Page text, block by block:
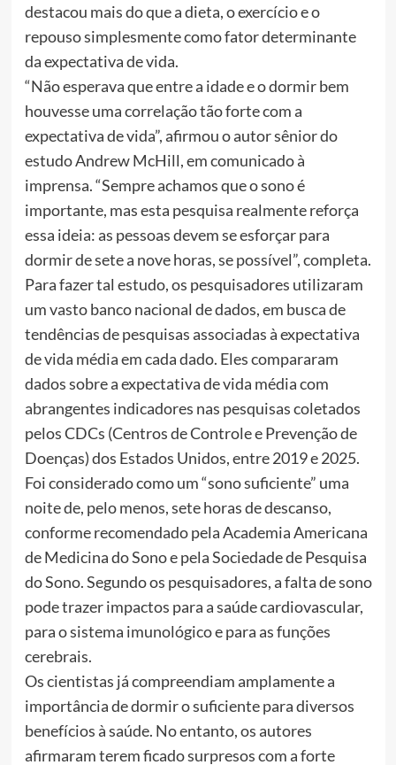
destacou mais do que a dieta, o exercício e o
repouso simplesmente como fator determinante
da expectativa de vida.
“Não esperava que entre a idade e o dormir bem
houvesse uma correlação tão forte com a
expectativa de vida”, afirmou o autor sênior do
estudo Andrew McHill, em comunicado à
imprensa. “Sempre achamos que o sono é
importante, mas esta pesquisa realmente reforça
essa ideia: as pessoas devem se esforçar para
dormir de sete a nove horas, se possível”, completa.
Para fazer tal estudo, os pesquisadores utilizaram
um vasto banco nacional de dados, em busca de
tendências de pesquisas associadas à expectativa
de vida média em cada dado. Eles compararam
dados sobre a expectativa de vida média com
abrangentes indicadores nas pesquisas coletados
pelos CDCs (Centros de Controle e Prevenção de
Doenças) dos Estados Unidos, entre 2019 e 2025.
Foi considerado como um “sono suficiente” uma
noite de, pelo menos, sete horas de descanso,
conforme recomendado pela Academia Americana
de Medicina do Sono e pela Sociedade de Pesquisa
do Sono. Segundo os pesquisadores, a falta de sono
pode trazer impactos para a saúde cardiovascular,
para o sistema imunológico e para as funções
cerebrais.
Os cientistas já compreendiam amplamente a
importância de dormir o suficiente para diversos
benefícios à saúde. No entanto, os autores
afirmaram terem ficado surpresos com a forte